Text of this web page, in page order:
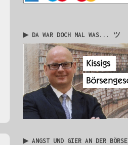
▶ DA WAR DOCH MAL WAS... ツ
▶ ANGST UND GIER AN DER BÖRSE